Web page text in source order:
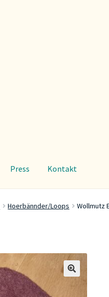
Press Kontakt
Hoerbännder/Loops Wollmutz